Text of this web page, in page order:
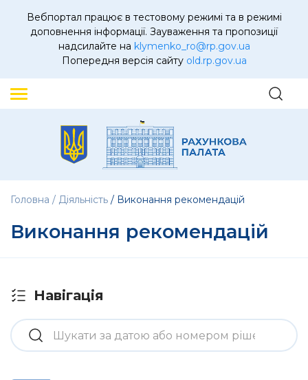
Вебпортал працює в тестовому режимі та в режимі
доповнення інформації. Зауваження та пропозиції
надсилайте на klymenko_ro@rp.gov.ua
Попередня версія сайту old.rp.gov.ua
Головна Діяльність Виконання рекомендацій
Виконання рекомендацій
Навігація